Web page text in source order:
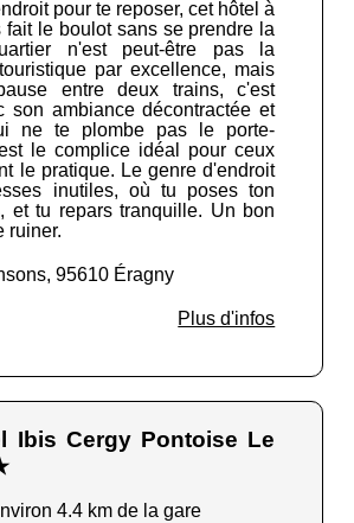
pour te reposer, cet hôtel à
fait le boulot sans se prendre la
n'est peut-être pas la
par excellence, mais
entre deux trains, c'est
son ambiance décontractée et
ne te plombe pas le porte-
le complice idéal pour ceux
le pratique. Le genre d'endroit
inutiles, où tu poses ton
et tu repars tranquille. Un bon
ruiner.
95610 Éragny
Plus d'infos
Ibis Cergy Pontoise Le
4.4 km de la gare